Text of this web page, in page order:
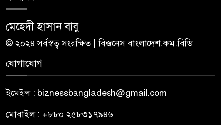
মেহেদী হাসান বাবু
© ২০২৪ সর্বস্বত্ব সংরক্ষিত | বিজনেস বাংলাদেশ.কম.বিডি
যোগাযোগ
ইমেইল : biznessbangladesh@gmail.com
মোবাইল : +৮৮০ ২৫৮৩১৭৯৪৬